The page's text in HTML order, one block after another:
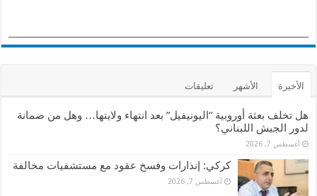
الأخيرة الأشهر تعليقات
هل تخلف بعثة أوروبية “اليونيفيل” بعد انتهاء ولايتها… وهل من ضمانة
لدور الجيش اللبناني؟
أغسطس 7, 2026
كركي: إنذارات وفسخ عقود مع مستشفيات مخالفة
أغسطس 7, 2026